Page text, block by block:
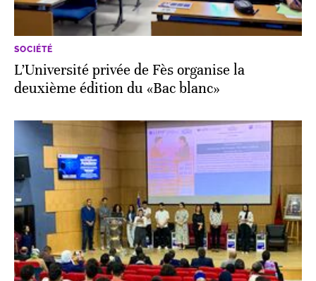
SOCIÉTÉ
L’Université privée de Fès organise la
deuxième édition du «Bac blanc»